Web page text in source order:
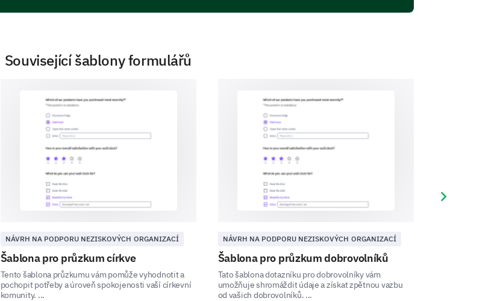
Community Services Communication and Awareness
Other (please specify)
Improving Community Services
For which of the following services would you like to see an increase,
Increase Same
Decrease
Healthcare services
Educational services
Související šablony formulářů
NÁVRH NA PODPORU NEZISKOVÝCH ORGANIZACÍ
Šablona pro průzkum církve
Tento šablona průzkumu vám pomůže vyhodnotit a
pochopit potřeby a úroveň spokojenosti vaší církevní
komunity. ...
NÁVRH NA PODPORU NEZISKOVÝCH ORGANIZACÍ
Šablona pro průzkum dobrovolníků
Tato šablona dotazníku pro dobrovolníky vám
umožňuje shromáždit údaje a získat zpětnou vazbu
od vašich dobrovolníků. ...
Next slide